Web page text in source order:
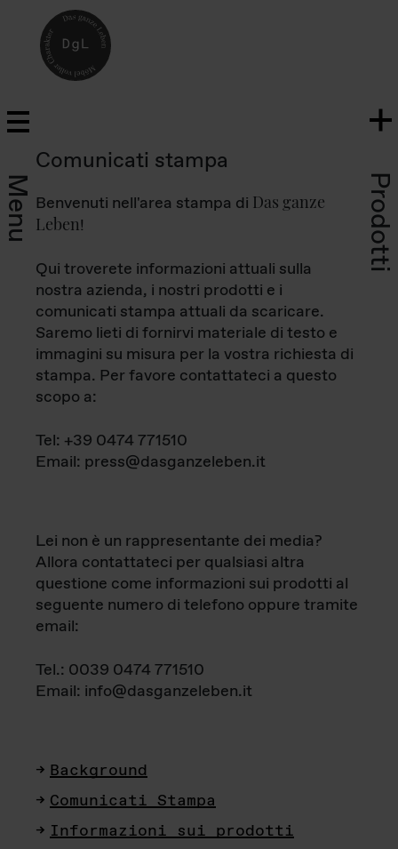
Menu Prodotti
Comunicati stampa
Benvenuti nell'area stampa di Das ganze
Leben!
Qui troverete informazioni attuali sulla
nostra azienda, i nostri prodotti e i
comunicati stampa attuali da scaricare.
Saremo lieti di fornirvi materiale di testo e
immagini su misura per la vostra richiesta di
stampa. Per favore contattateci a questo
scopo a:
Tel: +39 0474 771510
Email: press@dasganzeleben.it
Lei non è un rappresentante dei media?
Allora contattateci per qualsiasi altra
questione come informazioni sui prodotti al
seguente numero di telefono oppure tramite
email:
Tel.: 0039 0474 771510
Email: info@dasganzeleben.it
Background
Comunicati Stampa
Informazioni sui prodotti